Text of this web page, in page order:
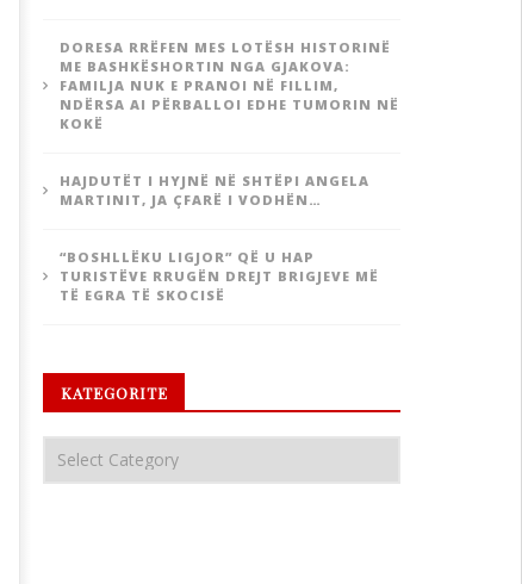
DORESA RRËFEN MES LOTËSH HISTORINË
ME BASHKËSHORTIN NGA GJAKOVA:
FAMILJA NUK E PRANOI NË FILLIM,
NDËRSA AI PËRBALLOI EDHE TUMORIN NË
KOKË
HAJDUTËT I HYJNË NË SHTËPI ANGELA
MARTINIT, JA ÇFARË I VODHËN…
“BOSHLLËKU LIGJOR” QË U HAP
TURISTËVE RRUGËN DREJT BRIGJEVE MË
TË EGRA TË SKOCISË
KATEGORITE